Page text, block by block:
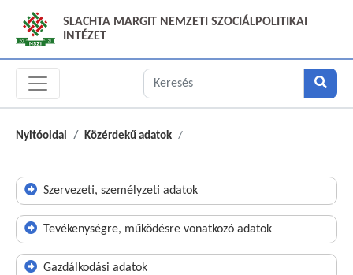
SLACHTA MARGIT NEMZETI SZOCIÁLPOLITIKAI
INTÉZET
Nyitóoldal Közérdekű adatok
Szervezeti, személyzeti adatok
Tevékenységre, működésre vonatkozó adatok
Gazdálkodási adatok